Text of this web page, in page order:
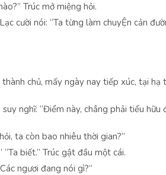
Trúc mở miệng hỏi.
cười nói: “Ta từng làm chuyỆn cản
chủ, mấy ngày nay tiếp xúc, tại hạ
nghĩ: “Điểm này, chẳng phải tiểu hữu
ta còn bao nhiêu thời gian?”
biết.” Trúc gật đầu một cái.
ngươi đang nói gì?”